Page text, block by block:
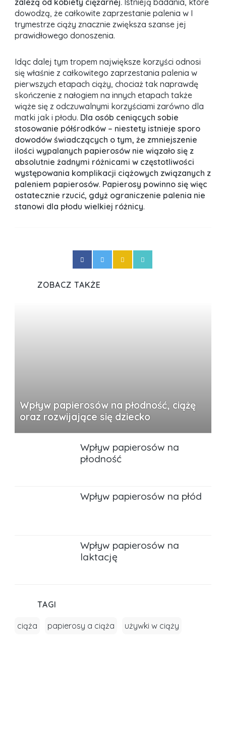
dowodzą, że całkowite zaprzestanie palenia w I
trymestrze ciąży znacznie zwiększa szanse jej
prawidłowego donoszenia.
Idąc dalej tym tropem największe korzyści odnosi
się właśnie z całkowitego zaprzestania palenia w
pierwszych etapach ciąży, chociaż tak naprawdę
skończenie z nałogiem na innych etapach także
wiąże się z odczuwalnymi korzyściami zarówno dla
matki jak i płodu. Dla osób ceniących sobie
stosowanie półśrodków – niestety istnieje sporo
dowodów świadczących o tym, że zmniejszenie
ilości wypalanych papierosów nie wiązało się z
absolutnie żadnymi różnicami w częstotliwości
występowania komplikacji ciążowych związanych z
paleniem papierosów. Papierosy powinno się więc
ostatecznie rzucić, gdyż ograniczenie palenia nie
stanowi dla płodu wielkiej różnicy.
ZOBACZ TAKŻE
Wpływ papierosów na płodność, ciążę
oraz rozwijające się dziecko
Wpływ papierosów na
płodność
Wpływ papierosów na płód
Wpływ papierosów na
laktację
TAGI
ciąża papierosy a ciąża używki w ciąży